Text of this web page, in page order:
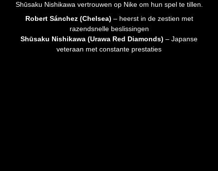
Shūsaku Nishikawa vertrouwen op Nike om hun spel te tillen.
Robert Sánchez (Chelsea) – heerst in de zestien met
razendsnelle beslissingen
Shūsaku Nishikawa (Urawa Red Diamonds) – Japanse
veteraan met constante prestaties